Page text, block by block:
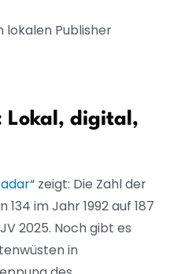
Publisher
Lokal, digital,
“ zeigt: Die Zahl der
im Jahr 1992 auf 187
2025. Noch gibt es
in